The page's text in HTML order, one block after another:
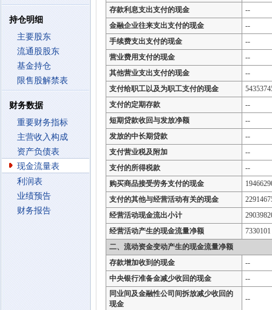
持仓明细
主要股东
流通股股东
基金持仓
限售股解禁表
财务数据
重要财务指标
主营收入构成
资产负债表
现金流量表
利润表
业绩预告
财务报告
存款利息支出支付的现金
--
金融企业往来支出支付的现金
--
手续费支出支付的现金
--
营业费用支付的现金
--
其他营业支出支付的现金
--
支付给职工以及为职工支付的现金
支付的定期存款
--
短期贷款收回与发放净额
--
发放的中长期贷款
--
支付营业税及附加
--
支付的所得税款
--
购买商品接受劳务支付的现金
支付的其他与经营活动有关的现金
经营活动现金流出小计
经营活动产生的现金流量净额
7330101
二、流动资金变动产生的现金流量净额
存款增加收到的现金
--
中央银行准备金减少收回的现金
--
同业间及金融性公司间拆放减少收回的
现金
--